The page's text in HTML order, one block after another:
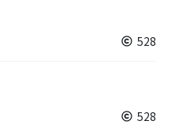
528
528